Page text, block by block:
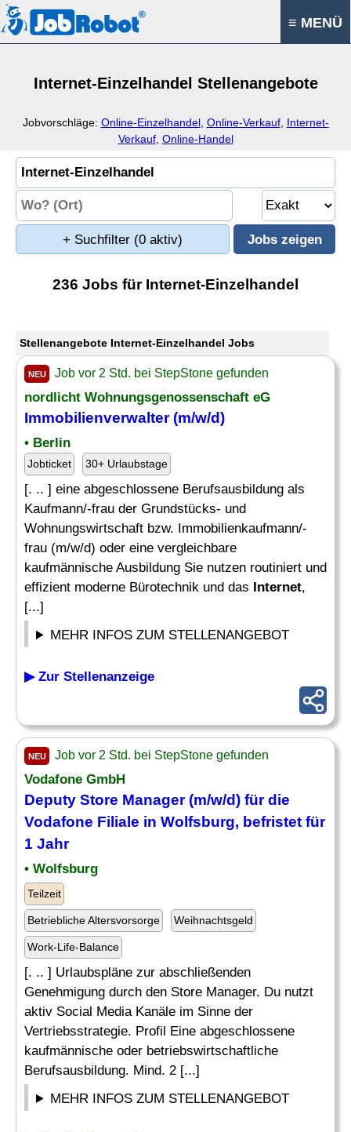
≡ MENÜ
Internet-Einzelhandel Stellenangebote
Jobvorschläge: Online-Einzelhandel, Online-Verkauf, Internet-
Verkauf, Online-Handel
+ Suchfilter (0 aktiv)
236 Jobs für Internet-Einzelhandel
Stellenangebote Internet-Einzelhandel Jobs
NEU Job vor 2 Std. bei StepStone gefunden
nordlicht Wohnungsgenossenschaft eG
Immobilienverwalter (m/w/d)
• Berlin
Jobticket 30+ Urlaubstage
[. .. ] eine abgeschlossene Berufsausbildung als
Kaufmann/-frau der Grundstücks- und
Wohnungswirtschaft bzw. Immobilienkaufmann/-
frau (m/w/d) oder eine vergleichbare
kaufmännische Ausbildung Sie nutzen routiniert und
effizient moderne Bürotechnik und das Internet,
[...]
MEHR INFOS ZUM STELLENANGEBOT
▶ Zur Stellenanzeige
NEU Job vor 2 Std. bei StepStone gefunden
Vodafone GmbH
Deputy Store Manager (m/w/d) für die
Vodafone Filiale in Wolfsburg, befristet für
1 Jahr
• Wolfsburg
Teilzeit
Betriebliche Altersvorsorge Weihnachtsgeld
Work-Life-Balance
[. .. ] Urlaubspläne zur abschließenden
Genehmigung durch den Store Manager. Du nutzt
aktiv Social Media Kanäle im Sinne der
Vertriebsstrategie. Profil Eine abgeschlossene
kaufmännische oder betriebswirtschaftliche
Berufsausbildung. Mind. 2 [...]
MEHR INFOS ZUM STELLENANGEBOT